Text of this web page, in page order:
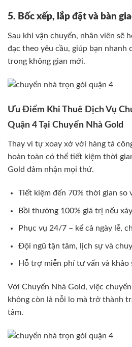
5. Bốc xếp, lắp đặt và bàn
Sau khi vận chuyển, nhân viên sẽ
đạc theo yêu cầu, giúp bạn nhanh
trong không gian mới.
Ưu Điểm Khi Thuê Dịch Vụ
Quận 4 Tại Chuyển Nhà Gold
Thay vì tự xoay xở với hàng tá
hoàn toàn có thể tiết kiệm thời
Gold đảm nhận mọi thứ.
Tiết kiệm đến 70% thời gian so
Bồi thường 100% giá trị nếu
Phục vụ 24/7 – kể cả ngày lễ,
Đội ngũ tận tâm, lịch sự và
Hỗ trợ miễn phí tư vấn và khảo
Với Chuyển Nhà Gold, việc
không còn là nỗi lo mà trở thành
tâm.